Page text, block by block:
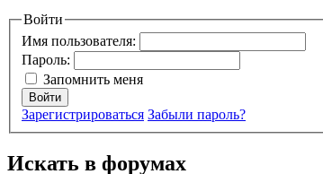
Войти
Имя пользователя:
Пароль:
Запомнить меня
Войти
Зарегистрироваться Забыли пароль?
Искать в форумах